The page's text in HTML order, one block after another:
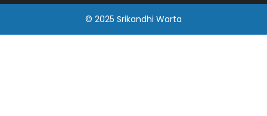
© 2025 Srikandhi Warta